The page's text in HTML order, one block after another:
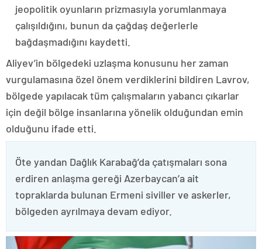
jeopolitik oyunların prizmasıyla yorumlanmaya
çalışıldığını, bunun da çağdaş değerlerle
bağdaşmadığını kaydetti.
Aliyev’in bölgedeki uzlaşma konusunu her zaman
vurgulamasına özel önem verdiklerini bildiren Lavrov,
bölgede yapılacak tüm çalışmaların yabancı çıkarlar
için değil bölge insanlarına yönelik olduğundan emin
olduğunu ifade etti.
Öte yandan Dağlık Karabağ’da çatışmaları sona
erdiren anlaşma gereği Azerbaycan’a ait
topraklarda bulunan Ermeni siviller ve askerler,
bölgeden ayrılmaya devam ediyor.